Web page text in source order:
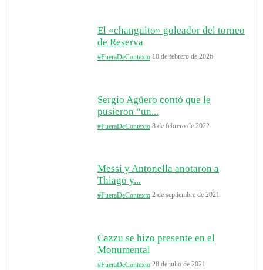
El «changuito» goleador del torneo
de Reserva
#FueraDeContexto 10 de febrero de 2026
Sergio Agüero contó que le
pusieron “un...
#FueraDeContexto 8 de febrero de 2022
Messi y Antonella anotaron a
Thiago y...
#FueraDeContexto 2 de septiembre de 2021
Cazzu se hizo presente en el
Monumental
#FueraDeContexto 28 de julio de 2021